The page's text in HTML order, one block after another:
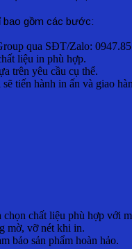
bao gồm các bước:
qua SĐT/Zalo:
liệu in phù hợp.
trên yêu cầu cụ thể.
tiến hành in ấn và giao
chất liệu phù hợp với
mờ, vỡ nét khi in.
bảo sản phẩm hoàn hảo.